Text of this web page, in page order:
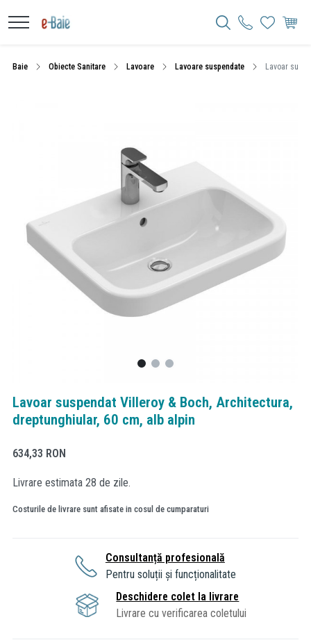
Baie Obiecte Sanitare Lavoare Lavoare suspendate Lavoar
Lavoar suspendat Villeroy & Boch, Architectura,
dreptunghiular, 60 cm, alb alpin
634,33 RON
Livrare estimata 28 de zile.
Costurile de livrare sunt afisate in cosul de cumparaturi
Consultanță profesională
Pentru soluții și funcționalitate
Deschidere colet la livrare
Livrare cu verificarea coletului